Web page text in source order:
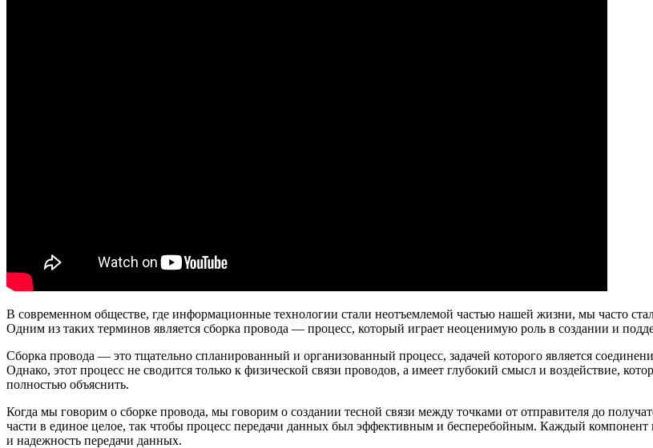
В современном обществе, где информационные технологии стали неотъемлемой частью нашей жизни, мы часто
Одним из таких терминов является сборка провода — процесс, который играет неоценимую роль в создании и
Сборка провода — это тщательно спланированный и организованный процесс, задачей которого является
Однако, этот процесс не сводится только к физической связи проводов, а имеет глубокий смысл и воздействие,
полностью объяснить.
Когда мы говорим о сборке провода, мы говорим о создании тесной связи между точками от отправителя до
части в единое целое, так чтобы процесс передачи данных был эффективным и бесперебойным. Каждый
и надежность передачи данных.